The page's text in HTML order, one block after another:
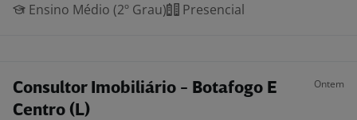
Ensino Médio (2º Grau)
Presencial
Consultor Imobiliário - Botafogo E
Centro (L)
Ontem